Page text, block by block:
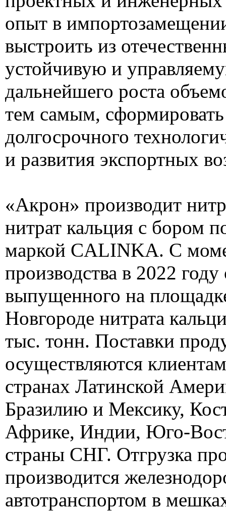
опыт в
выстроить из
устойчивую и
дальнейшего роста
тем самым,
долгосрочного
и развития экспортных
«Акрон» производит
нитрат кальция с бором
маркой CALINKA. С
производства в 2022
выпущенного на
Новгороде нитрата
тыс. тонн. Поставки
осуществляются
странах Латинской
Бразилию и Мексику,
Африке, Индии, Юго-
страны СНГ. Отгрузка
производится
автотранспортом в